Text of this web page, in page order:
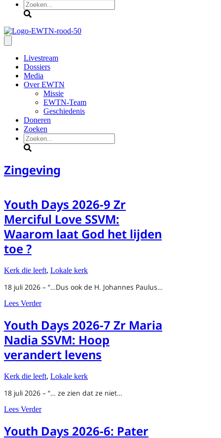
Livestream
Dossiers
Media
Over EWTN
Missie
EWTN-Team
Geschiedenis
Doneren
Zoeken
Zingeving
Youth Days 2026-9 Zr
Merciful Love SSVM:
Waarom laat God het lijden
toe ?
Kerk die leeft, Lokale kerk
18 juli 2026 – “…Dus ook de H. Johannes Paulus…
Lees Verderabout Youth Days 2026-9 Zr Merciful Love SSVM:
Youth Days 2026-7 Zr Maria
Nadia SSVM: Hoop
verandert levens
Kerk die leeft, Lokale kerk
18 juli 2026 – “… ze zien dat ze niet…
Lees Verderabout Youth Days 2026-7 Zr Maria Nadia SSVM: Hoop
Youth Days 2026-6: Pater